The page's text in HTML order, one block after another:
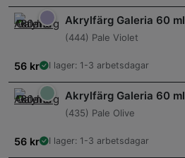
Akrylfärg Galeria 60 ml
(444) Pale Violet
56 kr I lager: 1-3 arbetsdagar
Akrylfärg Galeria 60 ml
(435) Pale Olive
56 kr I lager: 1-3 arbetsdagar